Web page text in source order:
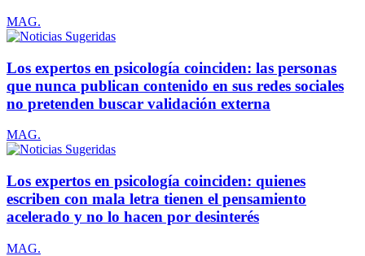
MAG.
Los expertos en psicología coinciden: las personas
que nunca publican contenido en sus redes sociales
no pretenden buscar validación externa
MAG.
Los expertos en psicología coinciden: quienes
escriben con mala letra tienen el pensamiento
acelerado y no lo hacen por desinterés
MAG.